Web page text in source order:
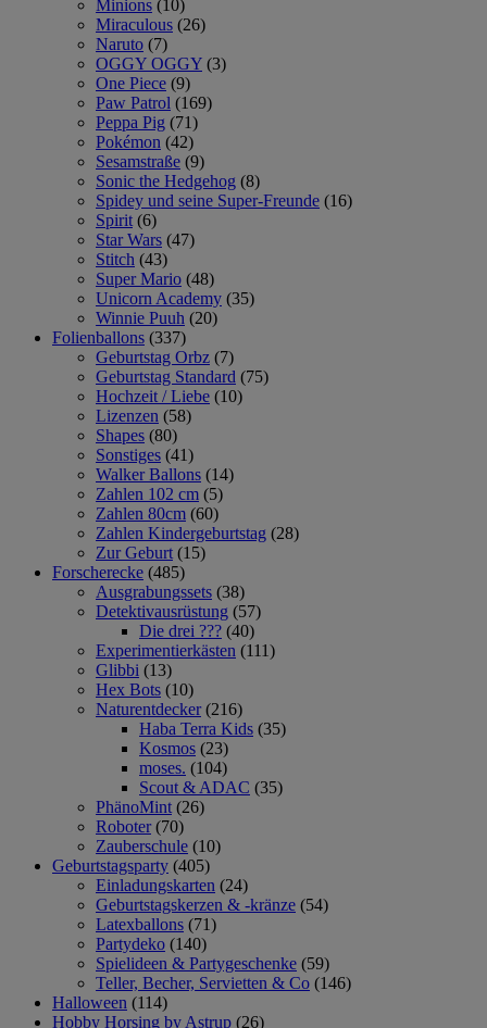
Minions (10)
Miraculous (26)
Naruto (7)
OGGY OGGY (3)
One Piece (9)
Paw Patrol (169)
Peppa Pig (71)
Pokémon (42)
Sesamstraße (9)
Sonic the Hedgehog (8)
Spidey und seine Super-Freunde (16)
Spirit (6)
Star Wars (47)
Stitch (43)
Super Mario (48)
Unicorn Academy (35)
Winnie Puuh (20)
Folienballons (337)
Geburtstag Orbz (7)
Geburtstag Standard (75)
Hochzeit / Liebe (10)
Lizenzen (58)
Shapes (80)
Sonstiges (41)
Walker Ballons (14)
Zahlen 102 cm (5)
Zahlen 80cm (60)
Zahlen Kindergeburtstag (28)
Zur Geburt (15)
Forscherecke (485)
Ausgrabungssets (38)
Detektivausrüstung (57)
Die drei ??? (40)
Experimentierkästen (111)
Glibbi (13)
Hex Bots (10)
Naturentdecker (216)
Haba Terra Kids (35)
Kosmos (23)
moses. (104)
Scout & ADAC (35)
PhänoMint (26)
Roboter (70)
Zauberschule (10)
Geburtstagsparty (405)
Einladungskarten (24)
Geburtstagskerzen & -kränze (54)
Latexballons (71)
Partydeko (140)
Spielideen & Partygeschenke (59)
Teller, Becher, Servietten & Co (146)
Halloween (114)
Hobby Horsing by Astrup (26)